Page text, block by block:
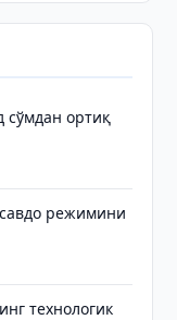
сўмдан ортиқ
режимини
технологик